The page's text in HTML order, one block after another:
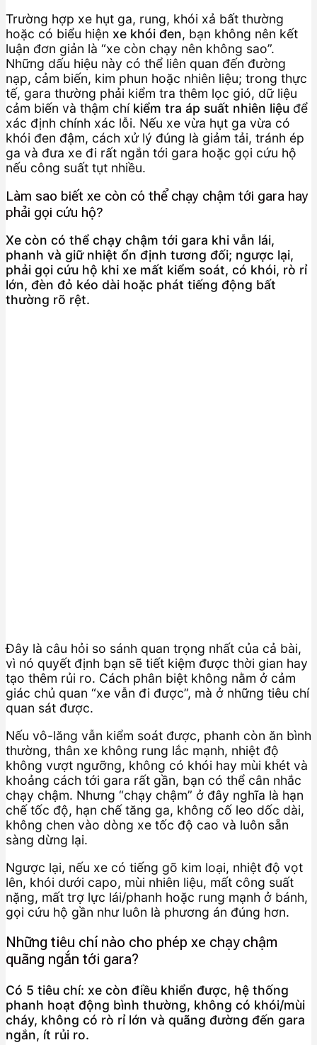
Trường hợp xe hụt ga, rung, khói xả bất thường
hoặc có biểu hiện xe khói đen, bạn không nên kết
luận đơn giản là “xe còn chạy nên không sao”.
Những dấu hiệu này có thể liên quan đến đường
nạp, cảm biến, kim phun hoặc nhiên liệu; trong thực
tế, gara thường phải kiểm tra thêm lọc gió, dữ liệu
cảm biến và thậm chí kiểm tra áp suất nhiên liệu để
xác định chính xác lỗi. Nếu xe vừa hụt ga vừa có
khói đen đậm, cách xử lý đúng là giảm tải, tránh ép
ga và đưa xe đi rất ngắn tới gara hoặc gọi cứu hộ
nếu công suất tụt nhiều.
Làm sao biết xe còn có thể chạy chậm tới gara hay
phải gọi cứu hộ?
Xe còn có thể chạy chậm tới gara khi vẫn lái,
phanh và giữ nhiệt ổn định tương đối; ngược lại,
phải gọi cứu hộ khi xe mất kiểm soát, có khói, rò rỉ
lớn, đèn đỏ kéo dài hoặc phát tiếng động bất
thường rõ rệt.
Đây là câu hỏi so sánh quan trọng nhất của cả bài,
vì nó quyết định bạn sẽ tiết kiệm được thời gian hay
tạo thêm rủi ro. Cách phân biệt không nằm ở cảm
giác chủ quan “xe vẫn đi được”, mà ở những tiêu chí
quan sát được.
Nếu vô-lăng vẫn kiểm soát được, phanh còn ăn bình
thường, thân xe không rung lắc mạnh, nhiệt độ
không vượt ngưỡng, không có khói hay mùi khét và
khoảng cách tới gara rất gần, bạn có thể cân nhắc
chạy chậm. Nhưng “chạy chậm” ở đây nghĩa là hạn
chế tốc độ, hạn chế tăng ga, không cố leo dốc dài,
không chen vào dòng xe tốc độ cao và luôn sẵn
sàng dừng lại.
Ngược lại, nếu xe có tiếng gõ kim loại, nhiệt độ vọt
lên, khói dưới capo, mùi nhiên liệu, mất công suất
nặng, mất trợ lực lái/phanh hoặc rung mạnh ở bánh,
gọi cứu hộ gần như luôn là phương án đúng hơn.
Những tiêu chí nào cho phép xe chạy chậm
quãng ngắn tới gara?
Có 5 tiêu chí: xe còn điều khiển được, hệ thống
phanh hoạt động bình thường, không có khói/mùi
cháy, không có rò rỉ lớn và quãng đường đến gara
ngắn, ít rủi ro.